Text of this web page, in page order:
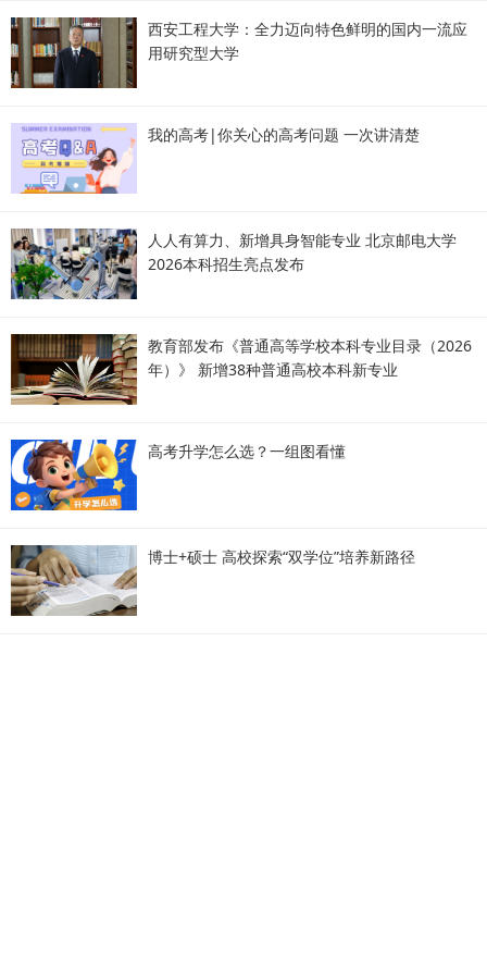
西安工程大学：全力迈向特色鲜明的国内一流应
用研究型大学
我的高考|你关心的高考问题 一次讲清楚
人人有算力、新增具身智能专业 北京邮电大学
2026本科招生亮点发布
教育部发布《普通高等学校本科专业目录（2026
年）》 新增38种普通高校本科新专业
高考升学怎么选？一组图看懂
博士+硕士 高校探索“双学位”培养新路径